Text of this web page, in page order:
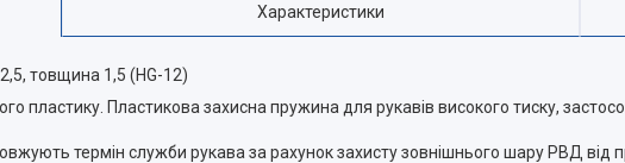
Характеристики
товщина 1,5 (HG-12)
пластику. Пластикова захисна пружина для рукавів високого тиску,
термін служби рукава за рахунок захисту зовнішнього шару РВД від